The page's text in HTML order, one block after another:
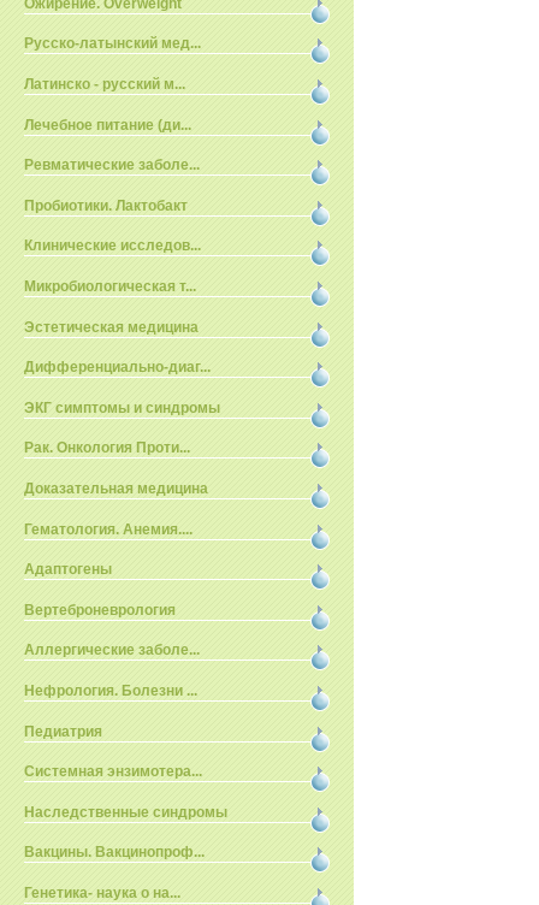
Ожирение. Overweight
Русско-латынский мед...
Латинско - русский м...
Лечебное питание (ди...
Ревматические заболе...
Пробиотики. Лактобакт
Клинические исследов...
Микробиологическая т...
Эстетическая медицина
Дифференциально-диаг...
ЭКГ симптомы и синдромы
Рак. Онкология Проти...
Доказательная медицина
Гематология. Анемия....
Адаптогены
Вертеброневрология
Аллергические заболе...
Нефрология. Болезни ...
Педиатрия
Системная энзимотера...
Наследственные синдромы
Вакцины. Вакцинопроф...
Генетика- наука о на...